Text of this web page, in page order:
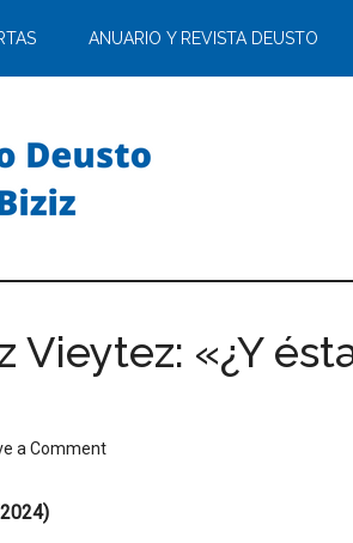
ANUARIO Y REVISTA DEUSTO
Vieytez: «¿Y
a Comment